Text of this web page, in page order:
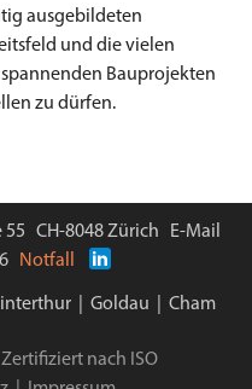
ausgebildeten
und die vielen
Bauprojekten
zu dürfen.
55 CH-8048 Zürich
E-Mail
Notfall
Goldau Cham
nach ISO